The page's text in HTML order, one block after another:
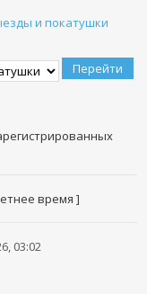
и покатушки
время ]
03:02